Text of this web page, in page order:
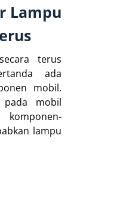
Lampu
terus
ada
mobil.
mobil
lampu